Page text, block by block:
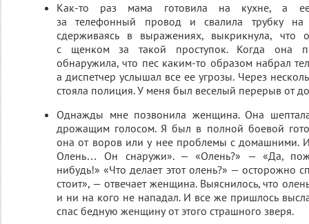
Как-то раз мама готовила на кухне, а ее
за телефонный провод и свалила трубку
сдерживаясь в выражениях, выкрикнула, что
с щенком за такой проступок. Когда она
обнаружила, что пес каким-то образом набрал
а диспетчер услышал все ее угрозы. Через
стояла полиция. У меня был веселый перерыв от
Однажды мне позвонила женщина. Она
дрожащим голосом. Я был в полной боевой
она от воров или у нее проблемы с домашними.
Олень… Он снаружи». — «Олень?» — «Да,
нибудь!» «Что делает этот олень?» — осторожно
стоит», — отвечает женщина. Выяснилось, что
и ни на кого не нападал. И все же пришлось
спас бедную женщину от этого страшного зверя.